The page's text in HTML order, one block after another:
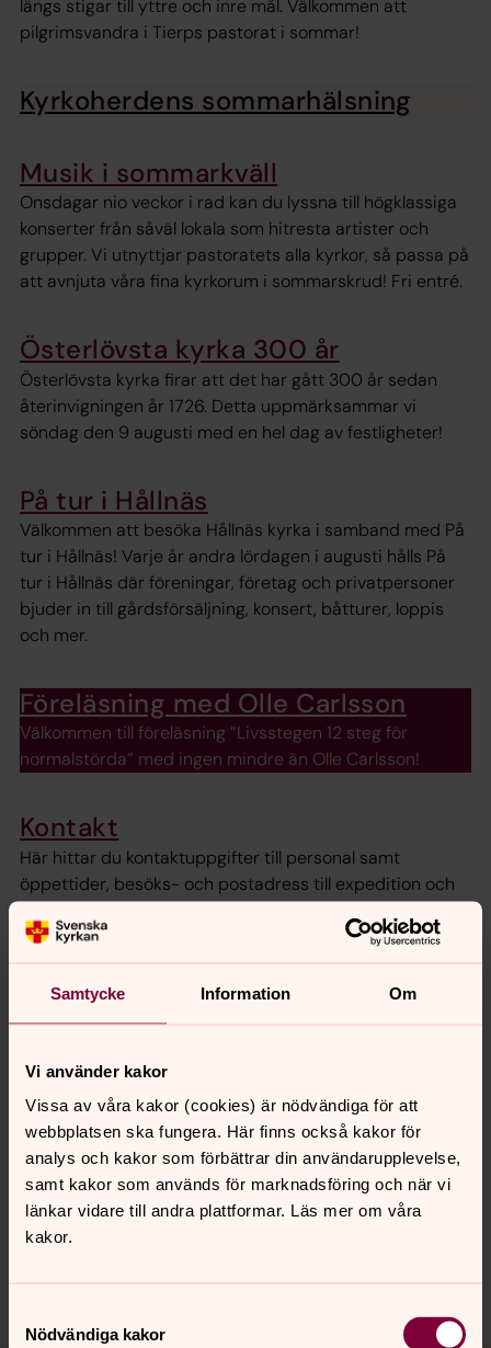
Samtycke Information Om
Vi använder kakor
Vissa av våra kakor (cookies) är nödvändiga för att
webbplatsen ska fungera. Här finns också kakor för
analys och kakor som förbättrar din användarupplevelse,
samt kakor som används för marknadsföring och när vi
länkar vidare till andra plattformar. Läs mer om våra
kakor.
Nödvändiga kakor
längs stigar till yttre och inre mål. Välkommen att
pilgrimsvandra i Tierps pastorat i sommar!
Kyrkoherdens sommarhälsning
Musik i sommarkväll
Onsdagar nio veckor i rad kan du lyssna till högklassiga
konserter från såväl lokala som hitresta artister och
grupper. Vi utnyttjar pastoratets alla kyrkor, så passa på
att avnjuta våra fina kyrkorum i sommarskrud! Fri entré.
Österlövsta kyrka 300 år
Österlövsta kyrka firar att det har gått 300 år sedan
återinvigningen år 1726. Detta uppmärksammar vi
söndag den 9 augusti med en hel dag av festligheter!
På tur i Hållnäs
Välkommen att besöka Hållnäs kyrka i samband med På
tur i Hållnäs! Varje år andra lördagen i augusti hålls På
tur i Hållnäs där föreningar, företag och privatpersoner
bjuder in till gårdsförsäljning, konsert, båtturer, loppis
och mer.
Föreläsning med Olle Carlsson
Välkommen till föreläsning ”Livsstegen 12 steg för
normalstörda” med ingen mindre än Olle Carlsson!
Kontakt
Här hittar du kontaktuppgifter till personal samt
öppettider, besöks- och postadress till expedition och
växel.
Du är inte ensam om att fundera över livet. Att
och uppleva sånt som man inte får uppleva i andra
ta reda på vad kristen tro kan innebära.
Månadens program
Vill du hänga med i vad som händer i Svenska kyrkan i
Tierp? Här kan du ladda ner månadens program digitalt,
till brevlådan eller via e-post.